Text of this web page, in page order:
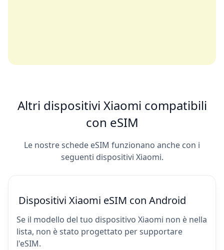
Altri dispositivi Xiaomi compatibili
con eSIM
Le nostre schede eSIM funzionano anche con i
seguenti dispositivi Xiaomi.
Dispositivi Xiaomi eSIM con Android
Se il modello del tuo dispositivo Xiaomi non è nella
lista, non è stato progettato per supportare
l'eSIM.